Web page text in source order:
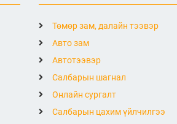
Төмөр зам, далайн тээвэр
Авто зам
Автотээвэр
Салбарын шагнал
Онлайн сургалт
Салбарын цахим үйлчилгээ